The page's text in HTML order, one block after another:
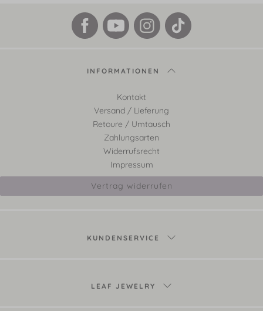
INFORMATIONEN
Kontakt
Versand / Lieferung
Retoure / Umtausch
Zahlungsarten
Widerrufsrecht
Impressum
Vertrag widerrufen
KUNDENSERVICE
LEAF JEWELRY